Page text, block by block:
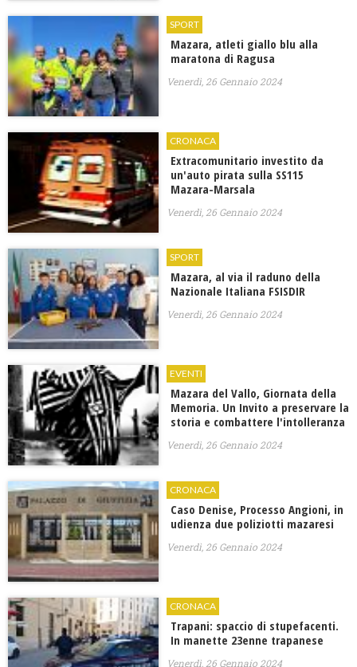
SPORT
Mazara, atleti giallo blu alla
maratona di Ragusa
Venerdì, 26 Gennaio 2024
CRONACA
Extracomunitario investito da
un'auto pirata sulla SS115
Mazara-Marsala
Venerdì, 26 Gennaio 2024
SPORT
Mazara, al via il raduno della
Nazionale Italiana FSISDIR
Venerdì, 26 Gennaio 2024
EVENTI
​Mazara del Vallo, Giornata della
Memoria. Un Invito a preservare la
storia e combattere l'intolleranza
Venerdì, 26 Gennaio 2024
CRONACA
Caso Denise, Processo Angioni, in
udienza due poliziotti mazaresi
Venerdì, 26 Gennaio 2024
CRONACA
Trapani: spaccio di stupefacenti.
In manette 23enne trapanese
Venerdì, 26 Gennaio 2024